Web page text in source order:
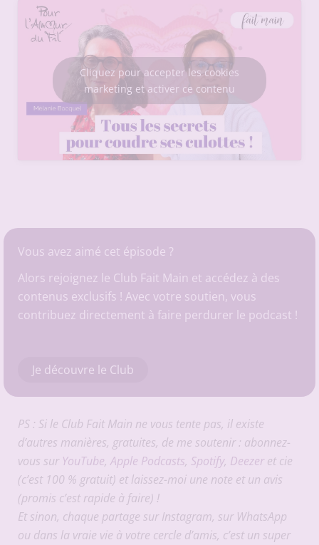
Cliquez pour accepter les cookies
marketing et activer ce contenu
Vous avez aimé cet épisode ?
Alors rejoignez le Club Fait Main et accédez à des
contenus exclusifs ! Avec votre soutien, vous
contribuez directement à faire perdurer le podcast !
Je découvre le Club
PS : Si le Club Fait Main ne vous tente pas, il existe
d’autres manières, gratuites, de me soutenir : abonnez-
vous sur YouTube, Apple Podcasts, Spotify, Deezeret cie
(c’est 100 % gratuit) et laissez-moi une note et un avis
(promis c’est rapide à faire) !
Et sinon, chaque partage sur Instagram, sur WhatsApp
ou dans la vraie vie à votre cercle d’amis, c’est un super